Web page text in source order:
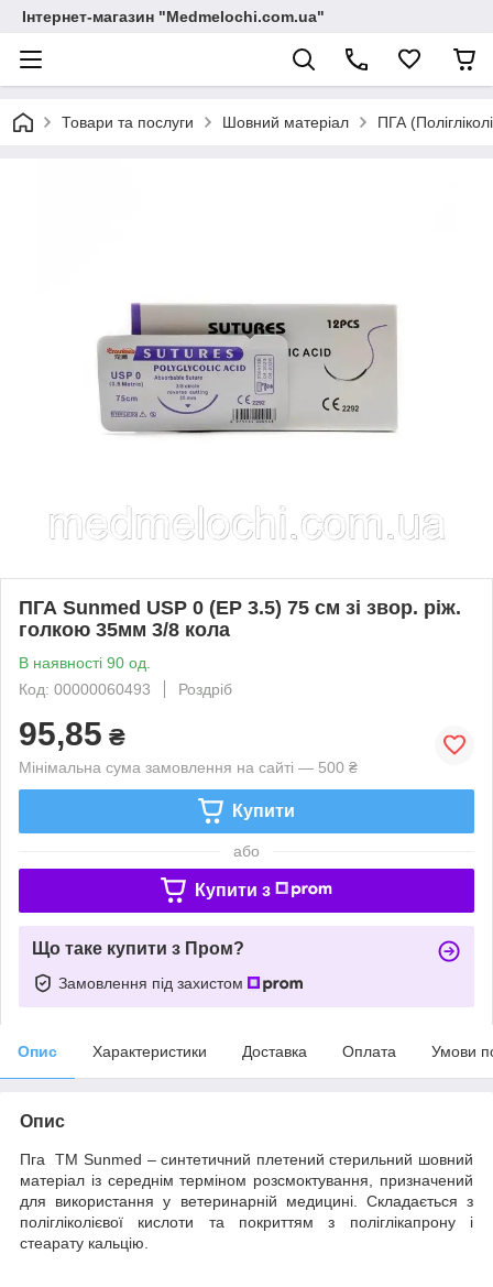
Інтернет-магазин "Medmelochi.com.ua"
Товари та послуги Шовний матеріал ПГА
ПГА Sunmed USP 0 (EP 3.5) 75 см зі звор. ріж.
голкою 35мм 3/8 кола
В наявності 90 од.
Код: 00000060493
Роздріб
95,85 ₴
Мінімальна сума замовлення на сайті — 500 ₴
Купити
або
Купити з
Що таке купити з Пром?
Замовлення під захистом
Опис Характеристики Доставка Оплата Умови
Опис
Пга ТМ Sunmed – синтетичний плетений стерильний шовний
матеріал із середнім терміном розсмоктування, призначений
для використання у ветеринарній медицині. Складається з
полігліколієвої кислоти та покриттям з поліглікапрону і
стеарату кальцію.